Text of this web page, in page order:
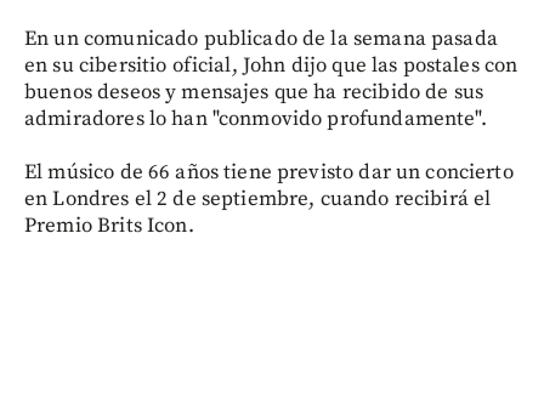
En un comunicado publicado de la semana pasada
en su cibersitio oficial, John dijo que las postales con
buenos deseos y mensajes que ha recibido de sus
admiradores lo han "conmovido profundamente".
El músico de 66 años tiene previsto dar un concierto
en Londres el 2 de septiembre, cuando recibirá el
Premio Brits Icon.